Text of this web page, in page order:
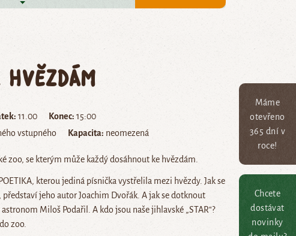
Máme
otevřeno
365 dní v
roce!
Chcete
dostávat
novinky
11.00 Konec: 15:00
vstupného Kapacita: neomezená
zoo, se kterým může každý dosáhnout ke hvězdám.
kterou jediná písnička vystřelila mezi hvězdy. Jak se
představí jeho autor Joachim Dvořák. A jak se dotknout
Miloš Podařil. A kdo jsou naše jihlavské „STAR“?
zoo.